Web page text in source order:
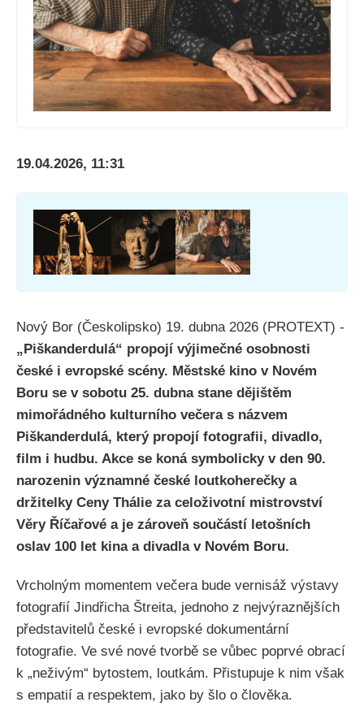
19.04.2026, 11:31
Nový Bor (Českolipsko) 19. dubna 2026 (PROTEXT) -
„Piškanderdulá“ propojí výjimečné osobnosti
české i evropské scény. Městské kino v Novém
Boru se v sobotu 25. dubna stane dějištěm
mimořádného kulturního večera s názvem
Piškanderdulá, který propojí fotografii, divadlo,
film i hudbu. Akce se koná symbolicky v den 90.
narozenin významné české loutkoherečky a
držitelky Ceny Thálie za celoživotní mistrovství
Věry Říčařové a je zároveň součástí letošních
oslav 100 let kina a divadla v Novém Boru.
Vrcholným momentem večera bude vernisáž výstavy
fotografií Jindřicha Štreita, jednoho z nejvýraznějších
představitelů české i evropské dokumentární
fotografie. Ve své nové tvorbě se vůbec poprvé obrací
k „neživým“ bytostem, loutkám. Přistupuje k nim však
s empatií a respektem, jako by šlo o člověka.